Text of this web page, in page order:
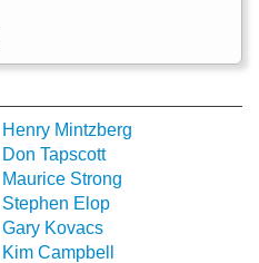
Henry Mintzberg
Don Tapscott
Maurice Strong
Stephen Elop
Gary Kovacs
Kim Campbell